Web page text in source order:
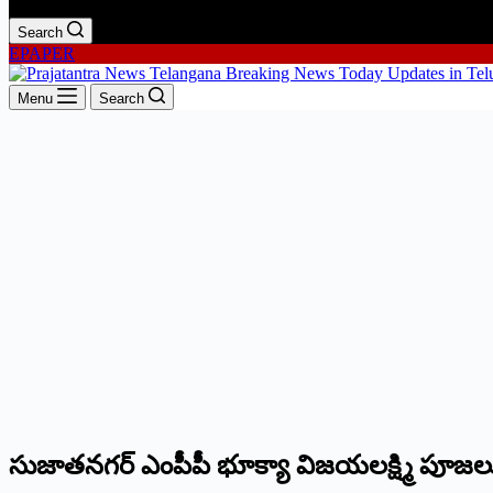
Search
EPAPER
Menu Search
సుజాతనగర్‌ ఎం‌పీపీ భూక్యా విజయలక్ష్మి